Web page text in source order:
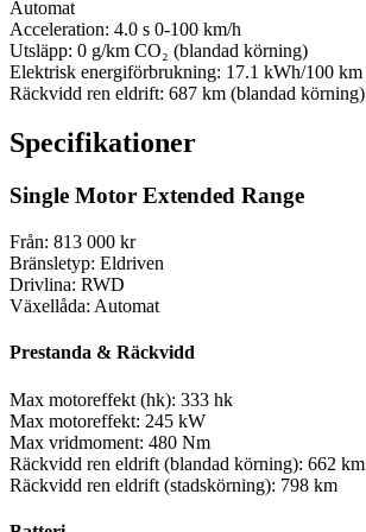
Automat
Acceleration: 4.0 s 0-100 km/h
Utsläpp: 0 g/km CO₂ (blandad körning)
Elektrisk energiförbrukning: 17.1 kWh/100 km
Räckvidd ren eldrift: 687 km (blandad körning)
Specifikationer
Single Motor Extended Range
Från: 813 000 kr
Bränsletyp: Eldriven
Drivlina: RWD
Växellåda: Automat
Prestanda & Räckvidd
Max motoreffekt (hk): 333 hk
Max motoreffekt: 245 kW
Max vridmoment: 480 Nm
Räckvidd ren eldrift (blandad körning): 662 km
Räckvidd ren eldrift (stadskörning): 798 km